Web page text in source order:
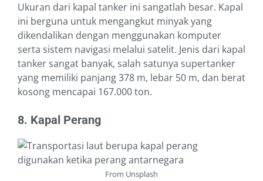
Ukuran dari kapal tanker ini sangatlah besar. Kapal
ini berguna untuk mengangkut minyak yang
dikendalikan dengan menggunakan komputer
serta sistem navigasi melalui satelit. Jenis dari kapal
tanker sangat banyak, salah satunya supertanker
yang memiliki panjang 378 m, lebar 50 m, dan berat
kosong mencapai 167.000 ton.
8. Kapal Perang
From Unsplash